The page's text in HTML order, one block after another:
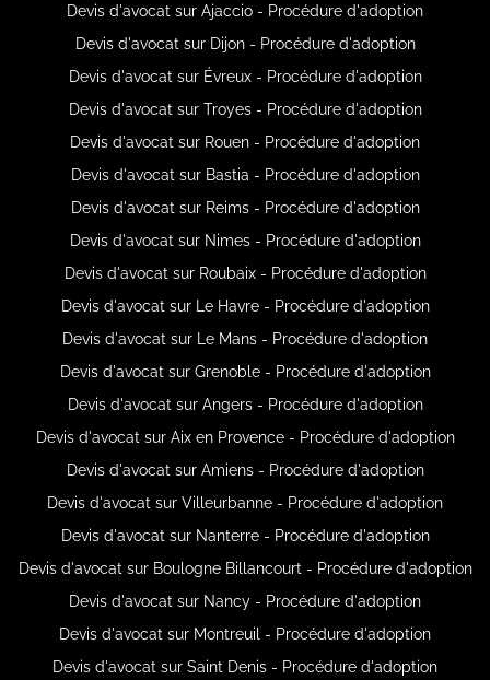
Devis d'avocat sur Ajaccio - Procédure d'adoption
Devis d'avocat sur Dijon - Procédure d'adoption
Devis d'avocat sur Évreux - Procédure d'adoption
Devis d'avocat sur Troyes - Procédure d'adoption
Devis d'avocat sur Rouen - Procédure d'adoption
Devis d'avocat sur Bastia - Procédure d'adoption
Devis d'avocat sur Reims - Procédure d'adoption
Devis d'avocat sur Nimes - Procédure d'adoption
Devis d'avocat sur Roubaix - Procédure d'adoption
Devis d'avocat sur Le Havre - Procédure d'adoption
Devis d'avocat sur Le Mans - Procédure d'adoption
Devis d'avocat sur Grenoble - Procédure d'adoption
Devis d'avocat sur Angers - Procédure d'adoption
Devis d'avocat sur Aix en Provence - Procédure d'adoption
Devis d'avocat sur Amiens - Procédure d'adoption
Devis d'avocat sur Villeurbanne - Procédure d'adoption
Devis d'avocat sur Nanterre - Procédure d'adoption
Devis d'avocat sur Boulogne Billancourt - Procédure d'adoption
Devis d'avocat sur Nancy - Procédure d'adoption
Devis d'avocat sur Montreuil - Procédure d'adoption
Devis d'avocat sur Saint Denis - Procédure d'adoption